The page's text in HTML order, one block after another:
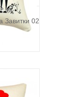
Завитки 02